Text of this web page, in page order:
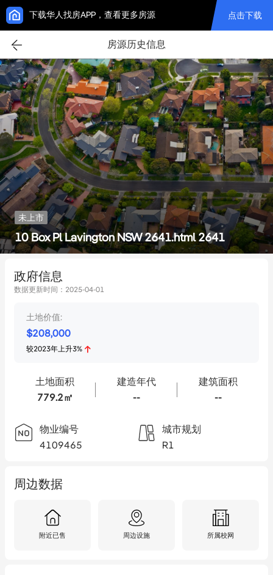
下载华人找房APP，查看更多房源 点击下载
房源历史信息
未上市
10 Box Pl Lavington NSW 2641.html 2641
政府信息
数据更新时间： 2025-04-01
土地价值:
$208,000
较2023年上升3%
土地面积
779.2㎡
建造年代
--
建筑面积
--
物业编号
4109465
城市规划
R1
周边数据
附近已售 周边设施 所属校网